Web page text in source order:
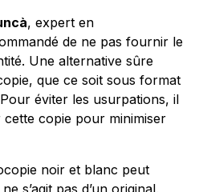
, expert en
de ne pas fournir le
Une alternative sûre
que ce soit sous format
éviter les usurpations, il
cette copie pour minimiser
noir et blanc peut
s’agit pas d’un original,